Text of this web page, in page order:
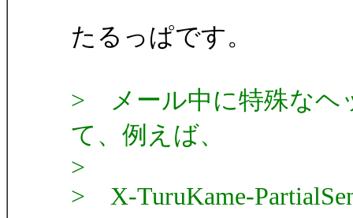
たるっぱです。
> メール中に特殊なヘ
て、例えば、
>
> X-TuruKame-